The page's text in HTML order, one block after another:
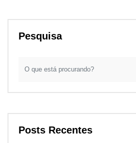
Pesquisa
Posts Recentes